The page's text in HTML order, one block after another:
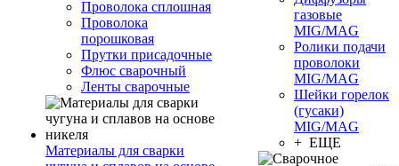
Проволока сплошная
Проволока
порошковая
Прутки присадочные
Флюс сварочный
Ленты сварочные
Материалы для сварки
газовые
MIG/MAG
Ролики подачи
проволоки
MIG/MAG
Шейки горелок
(гусаки)
MIG/MAG
+ ЕЩЕ